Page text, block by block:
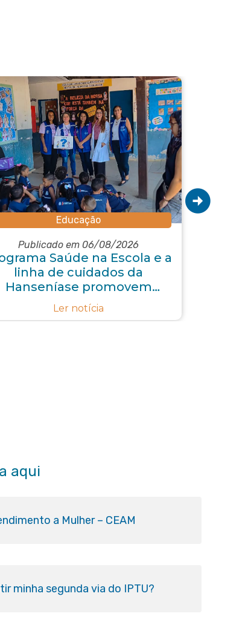
Educação
Publicado em 06/08/2026
Saúde na Escola e a
linha de cuidados da
Hanseníase promovem
conscientização sobre
na E.M Adelaide
Ler notícia
aqui
a Mulher – CEAM
minha segunda via do IPTU?